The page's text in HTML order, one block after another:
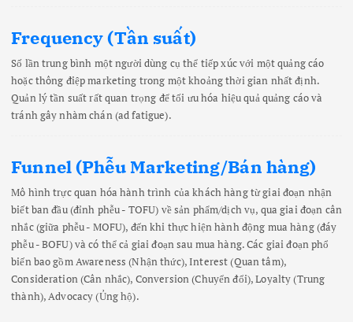
Frequency (Tần suất)
Số lần trung bình một người dùng cụ thể tiếp xúc với một quảng cáo
hoặc thông điệp marketing trong một khoảng thời gian nhất định.
Quản lý tần suất rất quan trọng để tối ưu hóa hiệu quả quảng cáo và
tránh gây nhàm chán (ad fatigue).
Funnel (Phễu Marketing/Bán hàng)
Mô hình trực quan hóa hành trình của khách hàng từ giai đoạn nhận
biết ban đầu (đỉnh phễu - TOFU) về sản phẩm/dịch vụ, qua giai đoạn cân
nhắc (giữa phễu - MOFU), đến khi thực hiện hành động mua hàng (đáy
phễu - BOFU) và có thể cả giai đoạn sau mua hàng. Các giai đoạn phổ
biến bao gồm Awareness (Nhận thức), Interest (Quan tâm),
Consideration (Cân nhắc), Conversion (Chuyển đổi), Loyalty (Trung
thành), Advocacy (Ủng hộ).